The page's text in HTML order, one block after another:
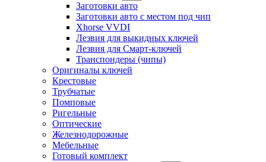
Заготовки авто
Заготовки авто с местом под чип
Xhorse VVDI
Лезвия для выкидных ключей
Лезвия для Смарт-ключей
Транспондеры (чипы)
Оригиналы ключей
Крестовые
Трубчатые
Помповые
Ригельные
Оптические
Железнодорожные
Мебельные
Готовый комплект